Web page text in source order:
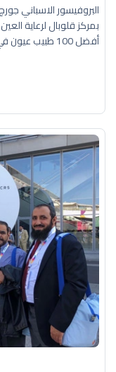
البروفيسور الاسباني
بمركز قلوبال لرعاية
أفضل 100 طبيب عيون في العالم